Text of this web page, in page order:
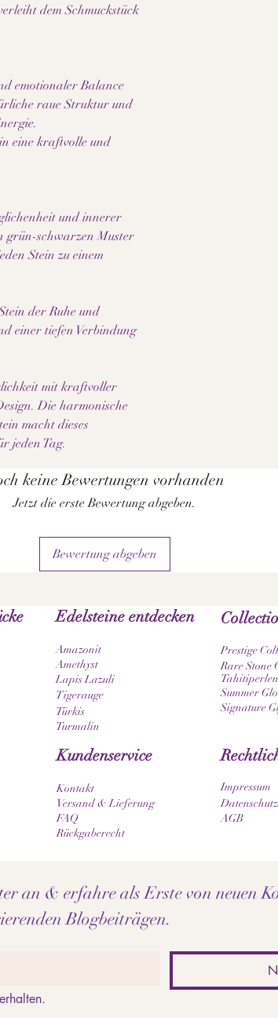
dem Schmuckstück
emotionaler Balance
raue Struktur und
eine kraftvolle und
und innerer
grün-schwarzen Muster
Stein zu einem
der Ruhe und
einer tiefen Verbindung
mit kraftvoller
Die harmonische
macht dieses
jeden Tag.
keine Bewertungen vorhanden
Jetzt die erste Bewertung abgeben.
Bewertung abgeben
Prestige
Rare Stone
Summer
Signature
Edelsteine entdecken
Amazonit
Amethyst
Lapis Lazuli
Tigerauge
Türkis
Turmalin
Impressum
Datenschutz
AGB
Kundenservice
Kontakt
Versand & Lieferung
FAQ
Rückgaberecht
an & erfahre als Erste von neuen
Blogbeiträgen.